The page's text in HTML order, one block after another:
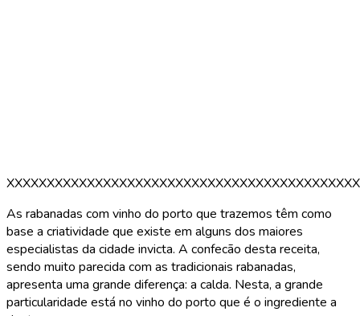
As rabanadas com vinho do porto que trazemos têm como
base a criatividade que existe em alguns dos maiores
especialistas da cidade invicta. A confecão desta receita,
sendo muito parecida com as tradicionais rabanadas,
apresenta uma grande diferença: a calda. Nesta, a grande
particularidade está no vinho do porto que é o ingrediente a